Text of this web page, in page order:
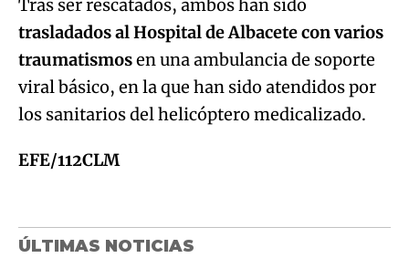
Tras ser rescatados, ambos han sido
trasladados al Hospital de Albacete con varios
traumatismosen una ambulancia de soporte
viral básico, en la que han sido atendidos por
los sanitarios del helicóptero medicalizado.
EFE/112CLM
ÚLTIMAS NOTICIAS